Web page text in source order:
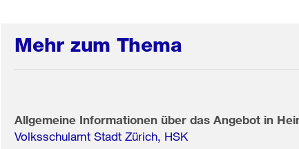
Mehr zum Thema
Allgemeine Informationen über das Angebot in
Volksschulamt Stadt Zürich, HSK